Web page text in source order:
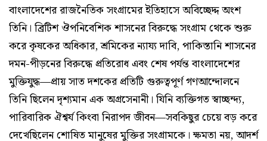
বাংলাদেশের রাজনৈতিক সংগ্রামের ইতিহাসে অবিচ্ছেদ্দ অংশ
তিনি। ব্রিটিশ ঔপনিবেশিক শাসনের বিরুদ্ধে সংগ্রাম থেকে শুরু
করে কৃষকের অধিকার, শ্রমিকের ন্যায্য দাবি, পাকিস্তানি শাসনের
দমন-পীড়নের বিরুদ্ধে প্রতিরোধ এবং শেষ পর্যন্ত বাংলাদেশের
মুক্তিযুদ্ধ—প্রায় সাত দশকের প্রতিটি গুরুত্বপূর্ণ গণআন্দোলনে
তিনি ছিলেন দৃশ্যমান এক অগ্রসেনানী। যিনি ব্যক্তিগত স্বাচ্ছন্দ্য,
পারিবারিক ঐশ্বর্য কিংবা নিরাপদ জীবন—সবকিছুর চেয়ে বড় করে
দেখেছিলেন শোষিত মানুষের মুক্তির সংগ্রামকে। ক্ষমতা নয়, আদর্শ